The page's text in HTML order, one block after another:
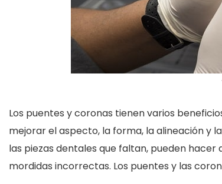
Los puentes y coronas tienen varios
mejorar el aspecto, la forma, la alineación y
las piezas dentales que faltan, pueden
mordidas incorrectas. Los puentes y las